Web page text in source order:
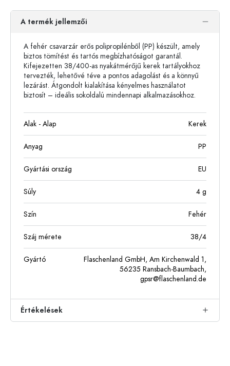
A termék jellemzői
A fehér csavarzár erős polipropilénből (PP) készült, amely
biztos tömítést és tartós megbízhatóságot garantál.
Kifejezetten 38/400-as nyakátmérőjű kerek tartályokhoz
tervezték, lehetővé téve a pontos adagolást és a könnyű
lezárást. Átgondolt kialakítása kényelmes használatot
biztosít – ideális sokoldalú mindennapi alkalmazásokhoz.
Alak - Alap Kerek
Anyag PP
Gyártási ország EU
Súly 4 g
Szín Fehér
Száj mérete 38/4
Gyártó
Flaschenland GmbH, Am Kirchenwald 1,
56235 Ransbach-Baumbach,
gpsr@flaschenland.de
Értékelések